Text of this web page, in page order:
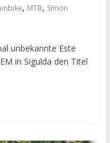
, MTB, Simon
unbekannte Este
in Sigulda den Titel